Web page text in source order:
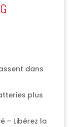
dans
plus
– Libérez la